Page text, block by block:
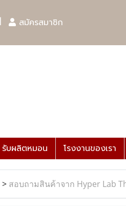
สมัครสมาชิก
รับผลิตหมอน โรงงานของเรา
> สอบถามสินค้าจาก Hyper Lab